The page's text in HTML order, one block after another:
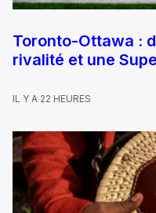
Toronto-Ottawa :
rivalité et une
IL Y A 22 HEURES